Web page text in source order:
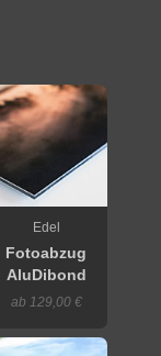
Edel
Fotoabzug
AluDibond
ab 129,00 €